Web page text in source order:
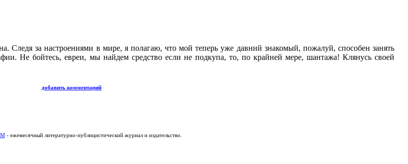
Следя за настроениями в мире, я полагаю, что мой теперь уже давний знакомый, пожалуй, способен занять
Не бойтесь, евреи, мы найдем средство если не подкупа, то, по крайней мере, шантажа! Клянусь своей
добавить комментарий
- ежемесячный литературно-публицистический журнал и издательство.